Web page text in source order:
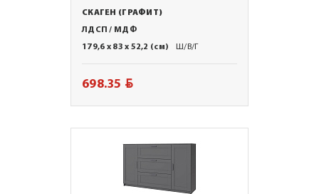
СКАГЕН (ГРАФИТ)
ЛДСП / МДФ
179,6 x 83 x 52,2 (см)
Ш/В/Г
698.35 BYN